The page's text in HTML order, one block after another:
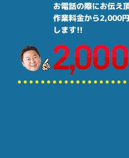
お電話の際にお伝え
作業料金から2,000
します!!